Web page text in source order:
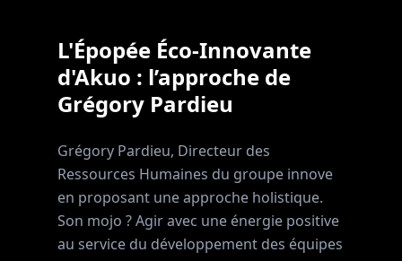
L'Épopée Éco-Innovante
d'Akuo : l’approche de
Grégory Pardieu
Grégory Pardieu, Directeur des
Ressources Humaines du groupe innove
en proposant une approche holistique.
Son mojo ? Agir avec une énergie positive
au service du développement des équipes